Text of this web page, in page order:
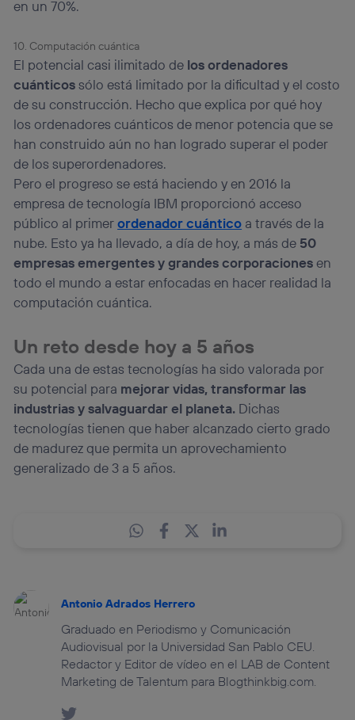
en un 70%.
10. Computación cuántica
El potencial casi ilimitado de los ordenadores
cuánticossólo está limitado por la dificultad y el costo
de su construcción. Hecho que explica por qué hoy
los ordenadores cuánticos de menor potencia que se
han construido aún no han logrado superar el poder
de los superordenadores.
Pero el progreso se está haciendo y en 2016 la
empresa de tecnología IBM proporcionó acceso
público al primerordenador cuántico a través de la
nube. Esto ya ha llevado, a día de hoy, a más de 50
empresas emergentes y grandes corporacionesen
todo el mundo a estar enfocadas en hacer realidad la
computación cuántica.
Un reto desde hoy a 5 años
Cada una de estas tecnologías ha sido valorada por
su potencial para mejorar vidas, transformar las
industrias y salvaguardar el planeta. Dichas
tecnologías tienen que haber alcanzado cierto grado
de madurez que permita un aprovechamiento
generalizado de 3 a 5 años.
Antonio Adrados Herrero
Graduado en Periodismo y Comunicación
Audiovisual por la Universidad San Pablo CEU.
Redactor y Editor de vídeo en el LAB de Content
Marketing de Talentum para Blogthinkbig.com.